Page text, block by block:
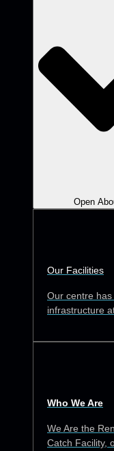
Open
Our Facilities
Our centre
infrastructure
Who We Are
We Are the
Catch Facility,